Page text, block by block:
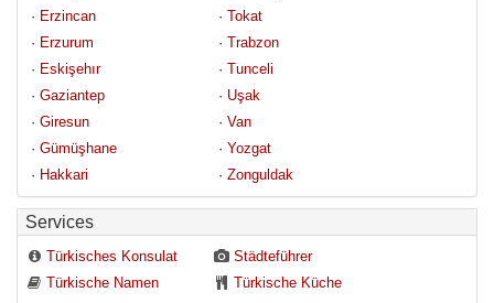
· Erzincan · Tokat
· Erzurum · Trabzon
· Eskişehır · Tunceli
· Gaziantep · Uşak
· Giresun · Van
· Gümüşhane · Yozgat
· Hakkari · Zonguldak
Services
Türkisches Konsulat
Städteführer
Türkische Namen
Türkische Küche